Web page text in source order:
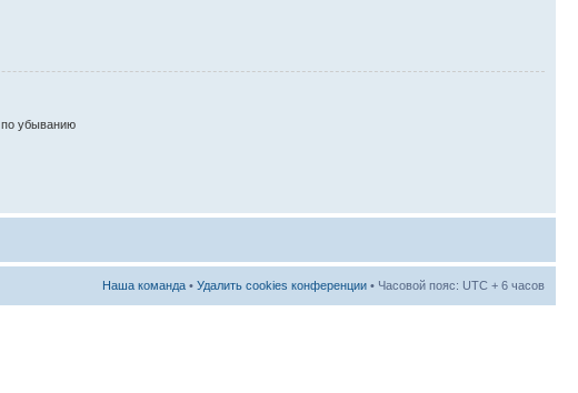
по убыванию
Наша команда • Удалить cookies конференции • Часовой пояс: UTC + 6 часов